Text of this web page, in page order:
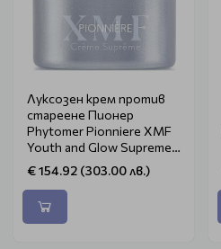
Луксозен крем против
стареене Пионер
Phytomer Pionniere XMF
Youth and Glow Supreme
Cream 50ml
€ 154.92 (303.00 лв.)